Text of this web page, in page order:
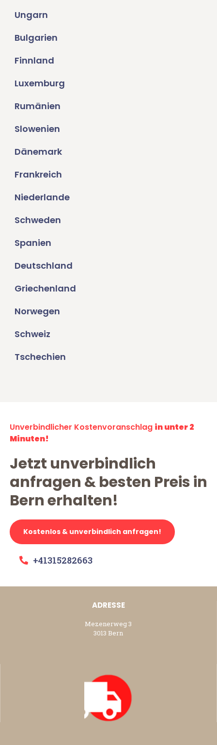
Ungarn
Bulgarien
Finnland
Luxemburg
Rumänien
Slowenien
Dänemark
Frankreich
Niederlande
Schweden
Spanien
Deutschland
Griechenland
Norwegen
Schweiz
Tschechien
Unverbindlicher Kostenvoranschlag in unter 2
Minuten!
Jetzt unverbindlich
anfragen & besten Preis in
Bern erhalten!
Kostenlos & unverbindlich anfragen!
+41315282663
ADRESSE
Mezenerweg 3
3013 Bern